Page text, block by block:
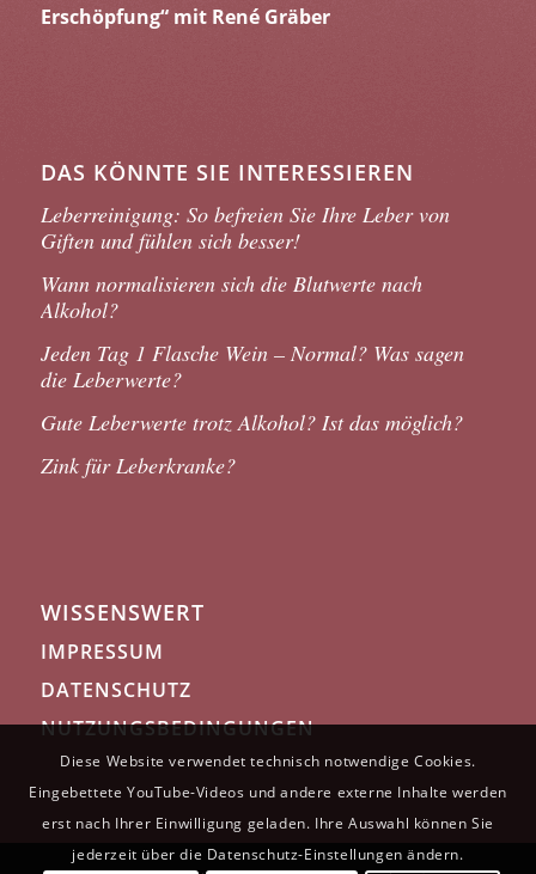
Erschöpfung“ mit René Gräber
DAS KÖNNTE SIE INTERESSIEREN
Leberreinigung: So befreien Sie Ihre Leber von
Giften und fühlen sich besser!
Wann normalisieren sich die Blutwerte nach
Alkohol?
Jeden Tag 1 Flasche Wein – Normal? Was sagen
die Leberwerte?
Gute Leberwerte trotz Alkohol? Ist das möglich?
Zink für Leberkranke?
WISSENSWERT
IMPRESSUM
DATENSCHUTZ
NUTZUNGSBEDINGUNGEN
Diese Website verwendet technisch notwendige Cookies.
Eingebettete YouTube-Videos und andere externe Inhalte werden
erst nach Ihrer Einwilligung geladen. Ihre Auswahl können Sie
jederzeit über die Datenschutz-Einstellungen ändern.